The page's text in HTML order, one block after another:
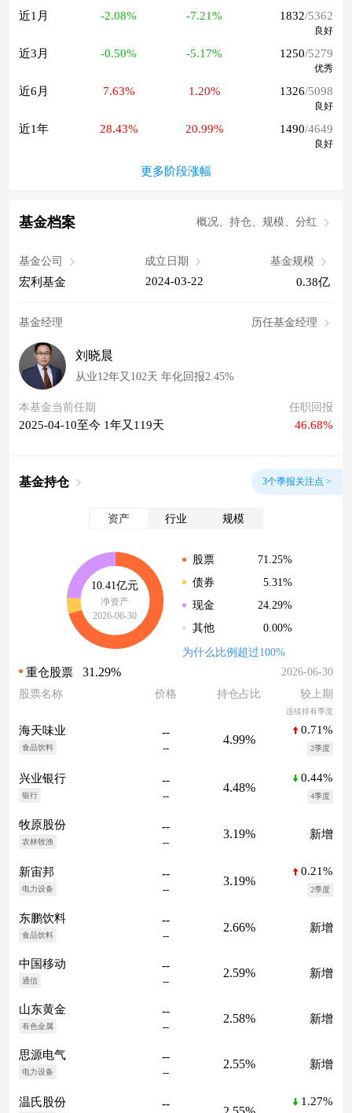
近1月 -2.08% -7.21% 1832/5362
良好
近3月 -0.50% -5.17% 1250/5279
优秀
近6月 7.63% 1.20% 1326/5098
良好
近1年 28.43% 20.99% 1490/4649
良好
更多阶段涨幅
基金档案 概况、持仓、规模、分红
基金公司
宏利基金
成立日期
2024-03-22
基金规模
0.38亿
基金经理 历任基金经理
刘晓晨
从业12年又102天 年化回报2.45%
本基金当前任期
2025-04-10至今 1年又119天
任职回报
46.68%
基金持仓 3个季报关注点 >
资产 行业 规模
10.41亿元
净资产
2026-06-30
股票
71.25%
债券
5.31%
现金
24.29%
其他
0.00%
为什么比例超过100%
重仓股票 31.29%
2026-06-30
股票名称
价格 持仓占比 较上期
连续持有季度
海天味业
食品饮料
--
--
4.99%
0.71%
2季度
兴业银行
银行
--
--
4.48%
0.44%
4季度
牧原股份
农林牧渔
--
--
3.19% 新增
新宙邦
电力设备
--
--
3.19%
0.21%
2季度
东鹏饮料
食品饮料
--
--
2.66% 新增
中国移动
通信
--
--
2.59% 新增
山东黄金
有色金属
--
--
2.58% 新增
思源电气
电力设备
--
--
2.55% 新增
温氏股份 -- 1.27%